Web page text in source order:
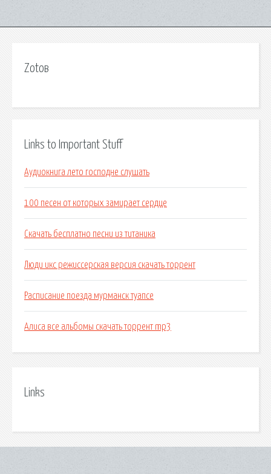
Zotoв
Links to Important Stuff
Аудиокнига лето господне слушать
100 песен от которых замирает сердце
Скачать бесплатно песни из титаника
Люди икс режиссерская версия скачать торрент
Расписание поезда мурманск туапсе
Алиса все альбомы скачать торрент mp3
Links